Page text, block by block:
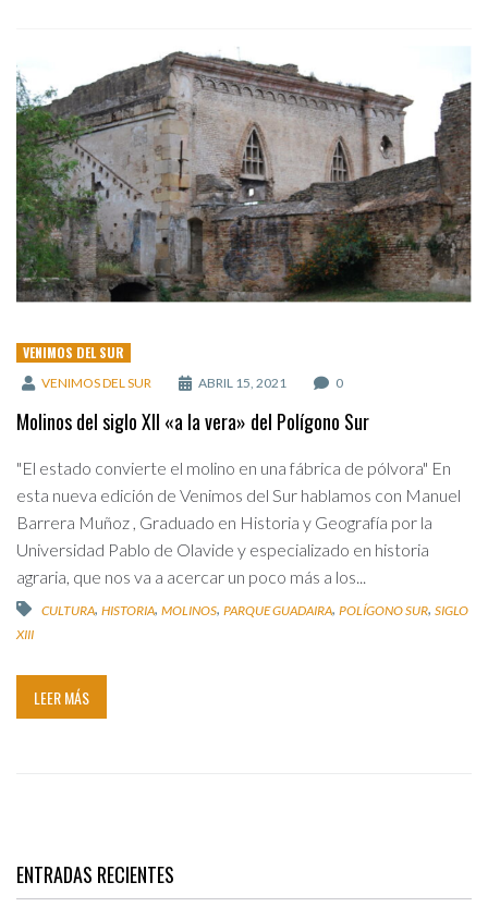
VENIMOS DEL SUR
VENIMOS DEL SUR ABRIL 15, 2021 0
Molinos del siglo XII «a la vera» del Polígono Sur
"El estado convierte el molino en una fábrica de pólvora" En
esta nueva edición de Venimos del Sur hablamos con Manuel
Barrera Muñoz , Graduado en Historia y Geografía por la
Universidad Pablo de Olavide y especializado en historia
agraria, que nos va a acercar un poco más a los...
CULTURA, HISTORIA, MOLINOS, PARQUE GUADAIRA, POLÍGONO SUR, SIGLO
XIII
LEER MÁS
ENTRADAS RECIENTES